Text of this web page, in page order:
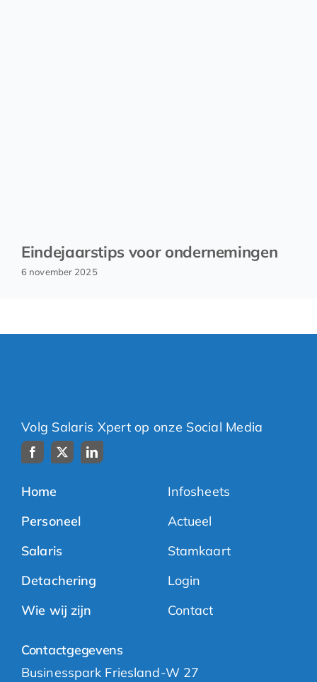
Eindejaarstips voor ondernemingen
6 november 2025
Volg Salaris Xpert op onze Social Media
Home
Personeel
Salaris
Detachering
Wie wij zijn
Infosheets
Actueel
Stamkaart
Login
Contact
Contactgegevens
Businesspark Friesland-W 27